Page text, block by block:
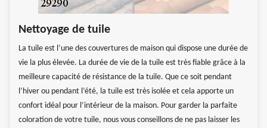
Nettoyage de tuile
La tuile est l’une des couvertures de maison qui dispose une durée de
vie la plus élevée. La durée de vie de la tuile est très fiable grâce à la
meilleure capacité de résistance de la tuile. Que ce soit pendant
l’hiver ou pendant l’été, la tuile est très isolée et cela apporte un
confort idéal pour l’intérieur de la maison. Pour garder la parfaite
coloration de votre tuile, nous vous conseillons de ne pas laisser les